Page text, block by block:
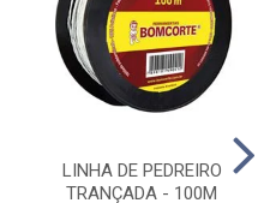
LINHA DE PEDREIRO
TRANÇADA - 100M